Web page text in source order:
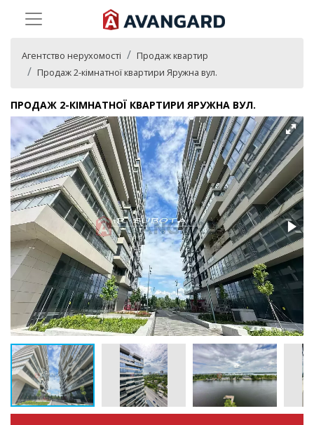
Агентство нерухомості
Продаж квартир
Продаж 2-кімнатної квартири Яружна вул.
ПРОДАЖ 2-КІМНАТНОЇ КВАРТИРИ ЯРУЖНА ВУЛ.